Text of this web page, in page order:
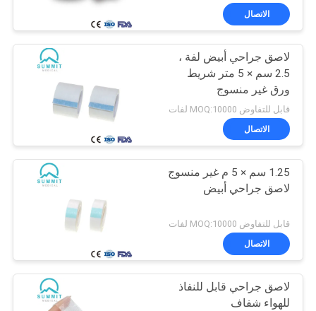
جولة
المعمل
مراقبة
الجودة
أخبار
الاتصال
لاصق جراحي أبيض لفة ،
2.5 سم × 5 متر شريط
ورق غير منسوج
قابل للتفاوض MOQ:10000 لفات
الاتصال
1.25 سم × 5 م غير منسوج
لاصق جراحي أبيض
قابل للتفاوض MOQ:10000 لفات
الاتصال
لاصق جراحي قابل للنفاذ
للهواء شفاف